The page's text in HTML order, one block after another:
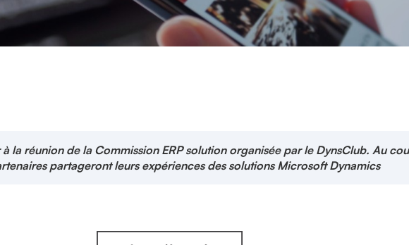
à la réunion de la Commission ERP solution organisée par le DynsClub. Au
partageront leurs expériences des solutions Microsoft Dynamics